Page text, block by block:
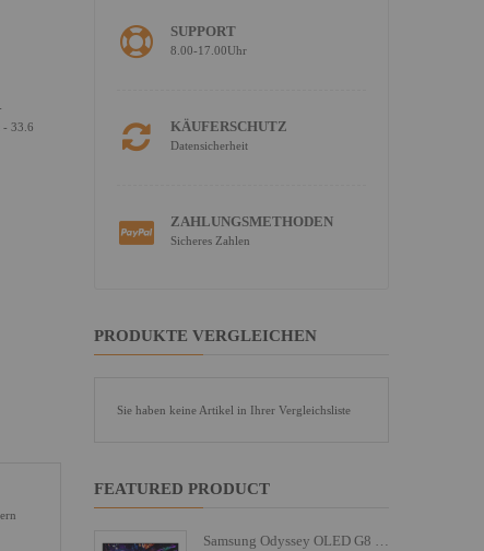
- 33.6
SUPPORT
8.00-17.00Uhr
KÄUFERSCHUTZ
Datensicherheit
ZAHLUNGSMETHODEN
Sicheres Zahlen
PRODUKTE VERGLEICHEN
Sie haben keine Artikel in Ihrer Vergleichsliste
FEATURED PRODUCT
Samsung Odyssey OLED G8 S27FG810SU - G81SF Series - OLED-Monitor - Gaming - 68.6 cm (27")